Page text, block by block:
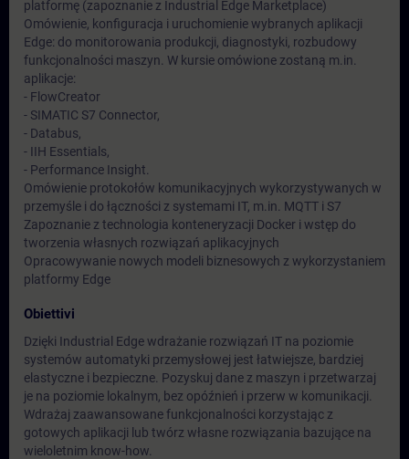
platformę (zapoznanie z Industrial Edge Marketplace)
Omówienie, konfiguracja i uruchomienie wybranych aplikacji
Edge: do monitorowania produkcji, diagnostyki, rozbudowy
funkcjonalności maszyn. W kursie omówione zostaną m.in.
aplikacje:
- FlowCreator
- SIMATIC S7 Connector,
- Databus,
- IIH Essentials,
- Performance Insight.
Omówienie protokołów komunikacyjnych wykorzystywanych w
przemyśle i do łączności z systemami IT, m.in. MQTT i S7
Zapoznanie z technologia konteneryzacji Docker i wstęp do
tworzenia własnych rozwiązań aplikacyjnych
Opracowywanie nowych modeli biznesowych z wykorzystaniem
platformy Edge
Obiettivi
Dzięki Industrial Edge wdrażanie rozwiązań IT na poziomie
systemów automatyki przemysłowej jest łatwiejsze, bardziej
elastyczne i bezpieczne. Pozyskuj dane z maszyn i przetwarzaj
je na poziomie lokalnym, bez opóźnień i przerw w komunikacji.
Wdrażaj zaawansowane funkcjonalności korzystając z
gotowych aplikacji lub twórz własne rozwiązania bazujące na
wieloletnim know-how.